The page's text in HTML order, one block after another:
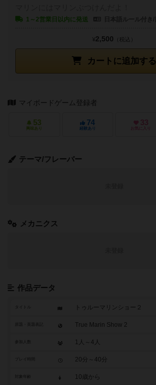
1～2営業日以内に発送
カートに追加する
¥2,500 （税込）
マイボードゲーム登録者
53
興味あり
74
経験あり
33
お気に入り
テーマ/フレーバー
メカニクス
作品データ
タイトル トゥルーマリンショー２
原題・英題表記 True Marin Show 2
参加人数 1人～4人
20分～40分
対象年齢 10歳から